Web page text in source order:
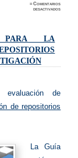
≈Comentarios
desactivadosen
para la
de
de repositorios
La Guía